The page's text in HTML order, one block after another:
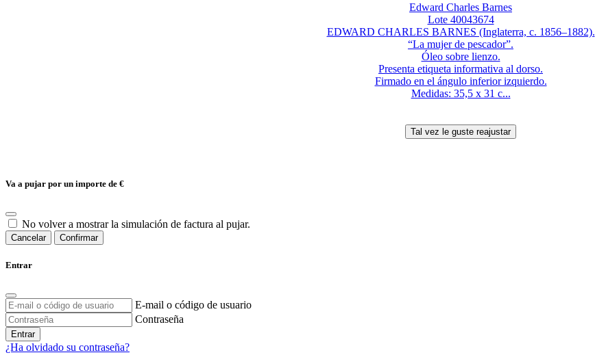
Edward Charles Barnes
Lote 40043674
EDWARD CHARLES BARNES (Inglaterra, c. 1856–1882).
“La mujer de pescador”.
Óleo sobre lienzo.
Presenta etiqueta informativa al dorso.
Firmado en el ángulo inferior izquierdo.
Medidas: 35,5 x 31 c...
Va a pujar por un importe de €
No volver a mostrar la simulación de factura al pujar.
Cancelar Confirmar
Entrar
E-mail o código de usuario
Contraseña
Entrar
¿Ha olvidado su contraseña?